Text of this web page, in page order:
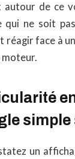
autour de ce
ne soit
face à
moteur.
simple
un